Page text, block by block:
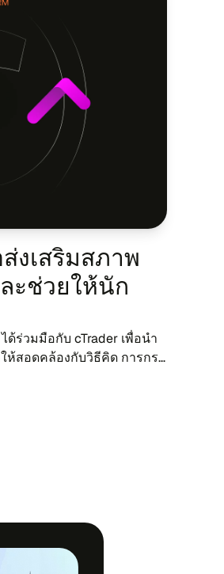
ง​เสริม​สภาพ
ะ​ช่วย​ให้​นัก​
ด้ร่วม​มือ​กับ cTrader เพื่อ​นำ​
ห้สอด​คล้อง​กับ​วิ​ธีคิด การ​กระ​